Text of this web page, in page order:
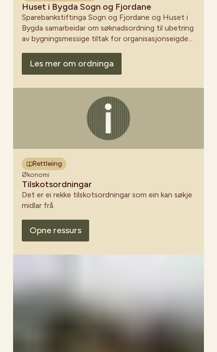
Huset i Bygda Sogn og Fjordane
Sparebankstiftinga Sogn og Fjordane og Huset i
Bygda samarbeidar om søknadsordning til ubetring
av bygningsmessige tiltak for organisasjonseigde
Les mer om ordninga
Rettleiing
Økonomi
Tilskotsordningar
Det er ei rekke tilskotsordningar som ein kan søkje
midlar frå.
Opne ressurs